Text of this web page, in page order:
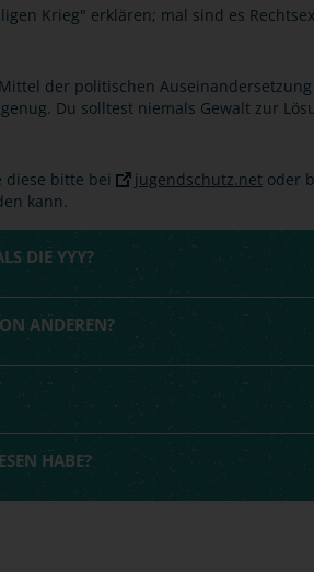
Krieg" erklären; mal sind es
der politischen Auseinandersetzung
Du solltest niemals Gewalt zur
diese bitte bei jugendschutz.net oder
kann.
DIE YYY?
ANDEREN?
HABE?